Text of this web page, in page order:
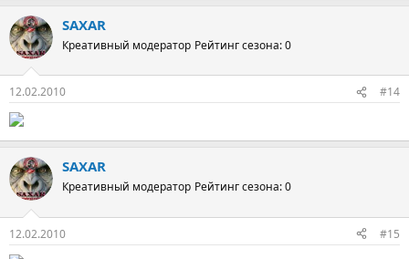
SAXAR
Креативный модератор Рейтинг сезона: 0
12.02.2010 #14
SAXAR
Креативный модератор Рейтинг сезона: 0
12.02.2010 #15